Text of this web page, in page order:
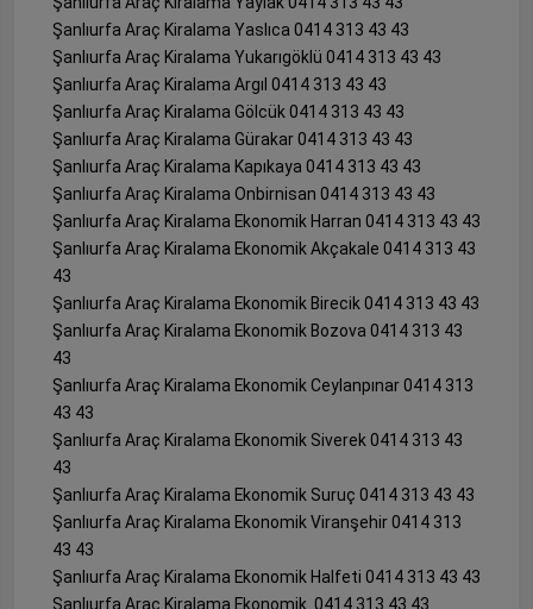
Şanlıurfa Araç Kiralama Yaslıca 0414 313 43 43
Şanlıurfa Araç Kiralama Yukarıgöklü 0414 313 43 43
Şanlıurfa Araç Kiralama Argıl 0414 313 43 43
Şanlıurfa Araç Kiralama Gölcük 0414 313 43 43
Şanlıurfa Araç Kiralama Gürakar 0414 313 43 43
Şanlıurfa Araç Kiralama Kapıkaya 0414 313 43 43
Şanlıurfa Araç Kiralama Onbirnisan 0414 313 43 43
Şanlıurfa Araç Kiralama Ekonomik Harran 0414 313 43 43
Şanlıurfa Araç Kiralama Ekonomik Akçakale 0414 313 43
43
Şanlıurfa Araç Kiralama Ekonomik Birecik 0414 313 43 43
Şanlıurfa Araç Kiralama Ekonomik Bozova 0414 313 43
43
Şanlıurfa Araç Kiralama Ekonomik Ceylanpınar 0414 313
43 43
Şanlıurfa Araç Kiralama Ekonomik Siverek 0414 313 43
43
Şanlıurfa Araç Kiralama Ekonomik Suruç 0414 313 43 43
Şanlıurfa Araç Kiralama Ekonomik Viranşehir 0414 313
43 43
Şanlıurfa Araç Kiralama Ekonomik Halfeti 0414 313 43 43
Şanlıurfa Araç Kiralama Ekonomik 0414 313 43 43